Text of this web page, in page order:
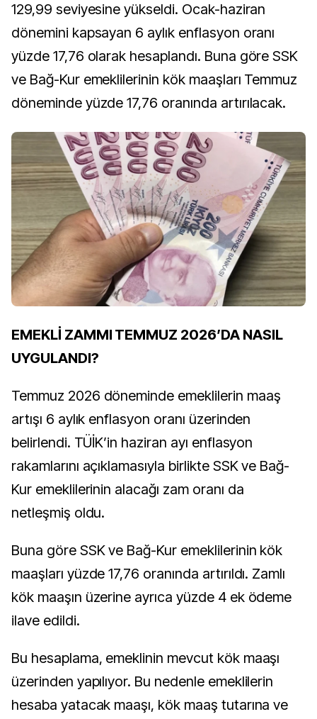
129,99 seviyesine yükseldi. Ocak-haziran
dönemini kapsayan 6 aylık enflasyon oranı
yüzde 17,76 olarak hesaplandı. Buna göre SSK
ve Bağ-Kur emeklilerinin kök maaşları Temmuz
döneminde yüzde 17,76 oranında artırılacak.
EMEKLİ ZAMMI TEMMUZ 2026’DA NASIL
UYGULANDI?
Temmuz 2026 döneminde emeklilerin maaş
artışı 6 aylık enflasyon oranı üzerinden
belirlendi. TÜİK’in haziran ayı enflasyon
rakamlarını açıklamasıyla birlikte SSK ve Bağ-
Kur emeklilerinin alacağı zam oranı da
netleşmiş oldu.
Buna göre SSK ve Bağ-Kur emeklilerinin kök
maaşları yüzde 17,76 oranında artırıldı. Zamlı
kök maaşın üzerine ayrıca yüzde 4 ek ödeme
ilave edildi.
Bu hesaplama, emeklinin mevcut kök maaşı
üzerinden yapılıyor. Bu nedenle emeklilerin
hesaba yatacak maaşı, kök maaş tutarına ve